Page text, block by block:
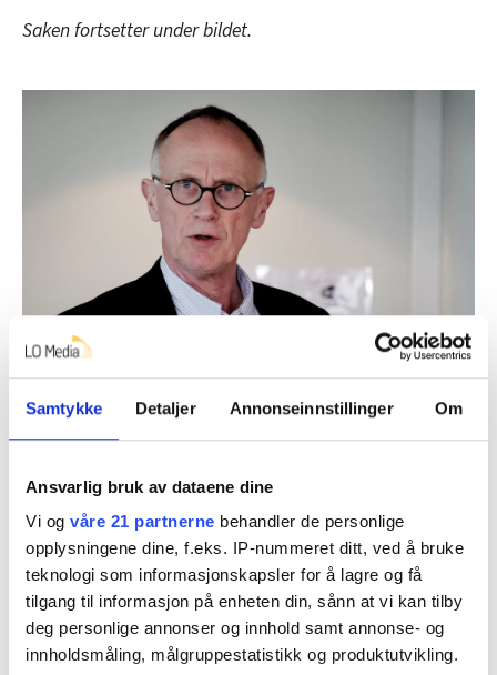
Samtykke Detaljer Annonseinnstillinger Om
Ansvarlig bruk av dataene dine
Vi og våre 21 partnerne behandler de personlige
opplysningene dine, f.eks. IP-nummeret ditt, ved å bruke
teknologi som informasjonskapsler for å lagre og få
tilgang til informasjon på enheten din, sånn at vi kan tilby
deg personlige annonser og innhold samt annonse- og
innholdsmåling, målgruppestatistikk og produktutvikling.
Saken fortsetter under bildet.
LÆRING: Tidligere sjeføkonom i LO, Stein Reegård,
mener det går an å lære av tidligere kriser, selv om de
er forskjellige.
Tri Nguyen Dinh
Reegård mener Norge har klart seg bedre
gjennom kriser i verdensøkononomien på grunn av
den sterke samarbeidsmodellen.
Finanskrisen for litt over ti år siden utløste et krakk
som førte til økonomisk nedgang i hele verden. Dette
påvirket også norsk arbeidsliv.